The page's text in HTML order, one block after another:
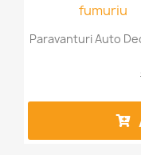
Paravanturi Auto